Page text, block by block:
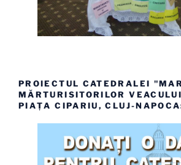
PROIECTUL CATEDRALEI
MĂRTURISITORILOR
PIAȚA CIPARIU, CLUJ-